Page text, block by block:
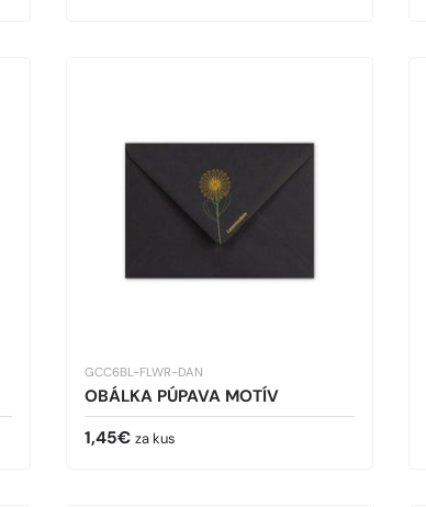
GCC6BL-FLWR-DAN
OBÁLKA PÚPAVA MOTÍV
Bežná cena
1,45€ za kus